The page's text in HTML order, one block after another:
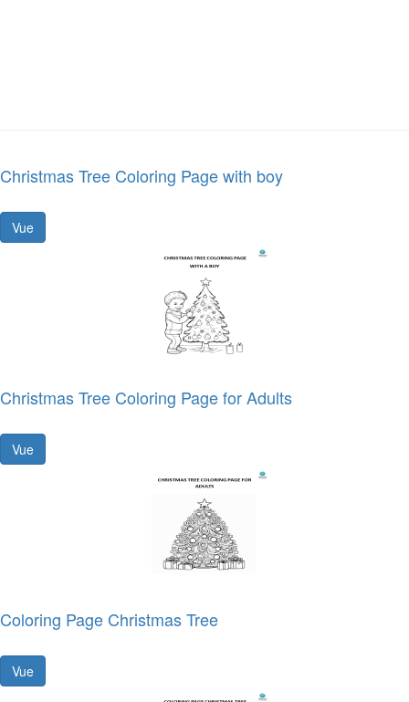
Christmas Tree Coloring Page with boy
Vue
Christmas Tree Coloring Page for Adults
Vue
Coloring Page Christmas Tree
Vue